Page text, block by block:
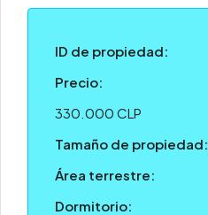
ID de propiedad:
Precio:
330.000 CLP
Tamaño de propiedad:
Área terrestre:
Dormitorio: